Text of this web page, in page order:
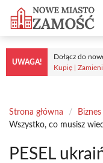
Przejdź
treści
UWAGA!
Dołącz do
Kupię |
Strona główna /
Wszystko, co musisz
PESEL